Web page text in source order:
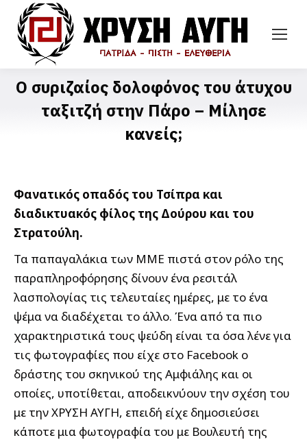
Ο συριζαίος δολοφόνος του άτυχου
ταξιτζή στην Πάρο – Μίλησε
κανείς;
Φανατικός οπαδός του Τσίπρα και
διαδικτυακός φίλος της Δούρου και του
Στρατούλη.
Τα παπαγαλάκια των ΜΜΕ πιστά στον ρόλο της
παραπληροφόρησης δίνουν ένα ρεσιτάλ
λασπολογίας τις τελευταίες ημέρες, με το ένα
ψέμα να διαδέχεται το άλλο. Ένα από τα πιο
χαρακτηριστικά τους ψεύδη είναι τα όσα λένε για
τις φωτογραφίες που είχε στο Facebook ο
δράστης του σκηνικού της Αμφιάλης και οι
οποίες, υποτίθεται, αποδεικνύουν την σχέση του
με την ΧΡΥΣΗ ΑΥΓΗ, επειδή είχε δημοσιεύσει
κάποτε μια φωτογραφία του με Βουλευτή της